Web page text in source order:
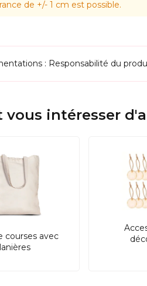
de +/- 1 cm est possible.
: Responsabilité du
vous intéresser
courses avec
lanières